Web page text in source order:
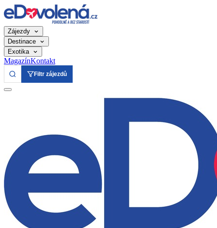
Zájezdy
Destinace
Exotika
MagazínKontakt
Filtr zájezdů